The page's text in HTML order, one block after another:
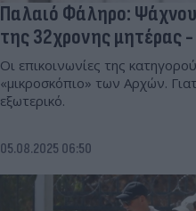
Παλαιό Φάληρο:
της 32χρονης μητέρας -
Οι επικοινωνίες της
«μικροσκόπιο» των Αρχών.
εξωτερικό.
05.08.2025 06:50